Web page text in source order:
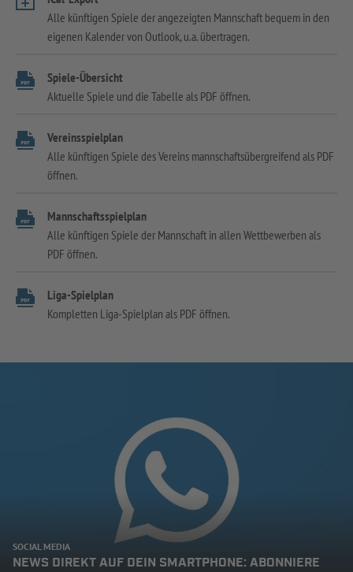
Alle künftigen Spiele der angezeigten Mannschaft bequem in den
eigenen Kalender von Outlook, u.a. übertragen.
Spiele-Übersicht
Aktuelle Spiele und die Tabelle als PDF öffnen.
Vereinsspielplan
Alle künftigen Spiele des Vereins mannschaftsübergreifend als PDF
öffnen.
Mannschaftsspielplan
Alle künftigen Spiele der Mannschaft in allen Wettbewerben als
PDF öffnen.
Liga-Spielplan
Kompletten Liga-Spielplan als PDF öffnen.
SOCIAL MEDIA
NEWS DIREKT AUF DEIN SMARTPHONE: ABONNIERE